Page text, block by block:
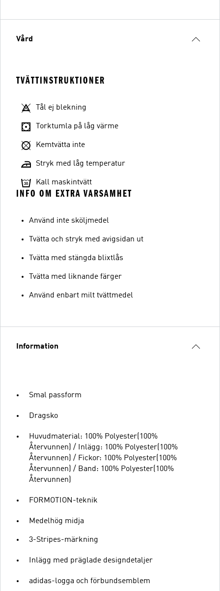
Vård
TVÄTTINSTRUKTIONER
Tål ej blekning
Torktumla på låg värme
Kemtvätta inte
Stryk med låg temperatur
Kall maskintvätt
INFO OM EXTRA VARSAMHET
Använd inte sköljmedel
Tvätta och stryk med avigsidan ut
Tvätta med stängda blixtlås
Tvätta med liknande färger
Använd enbart milt tvättmedel
Information
Smal passform
Dragsko
Huvudmaterial: 100% Polyester(100%
Återvunnen) / Inlägg: 100% Polyester(100%
Återvunnen) / Fickor: 100% Polyester(100%
Återvunnen) / Band: 100% Polyester(100%
Återvunnen)
FORMOTION-teknik
Medelhög midja
3-Stripes-märkning
Inlägg med präglade designdetaljer
adidas-logga och förbundsemblem